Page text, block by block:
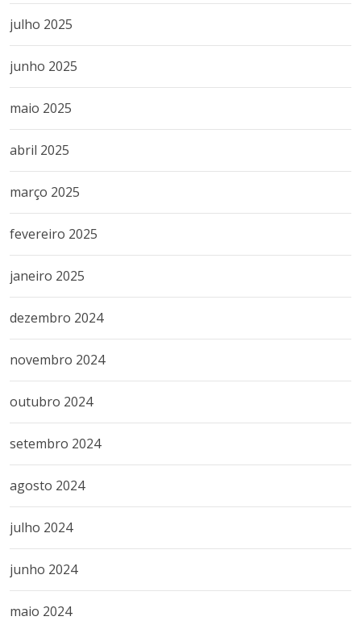
julho 2025
junho 2025
maio 2025
abril 2025
março 2025
fevereiro 2025
janeiro 2025
dezembro 2024
novembro 2024
outubro 2024
setembro 2024
agosto 2024
julho 2024
junho 2024
maio 2024